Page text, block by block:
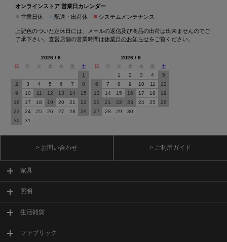
オンラインストア 営業日カレンダー
営業日休 配送・出荷休 ■ システムメンテナンス
上記色のついた定休日には、メールの返信及び商品の出荷は出来ませんのでご
了承下さい。直営店舗の営業時間は休業日のお知らせをご覧ください。
2026 / 8
日
月 火 水 木 金
土
1
2
3 4 5 6 7
8
9
10 11 12 13 14
15
16
17 18 19 20 21
22
23
24 25 26 27 28
29
30
31
2026 / 9
日
月 火 水 木 金
土
1
2 3 4
5
6
7 8 9 10 11
12
13
14 15 16 17 18
19
20
21 22 23 24 25
26
27
28 29 30
> お問い合わせ > ご利用ガイド
家具
照明
生活雑貨
ファブリック